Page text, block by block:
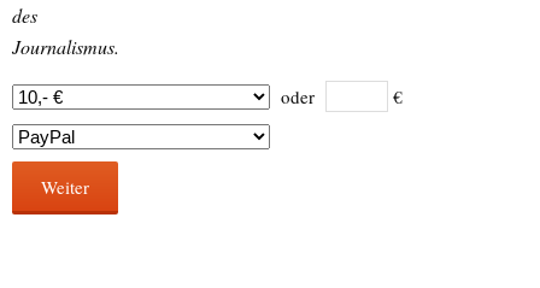
des
Journalismus.
oder €
Weiter